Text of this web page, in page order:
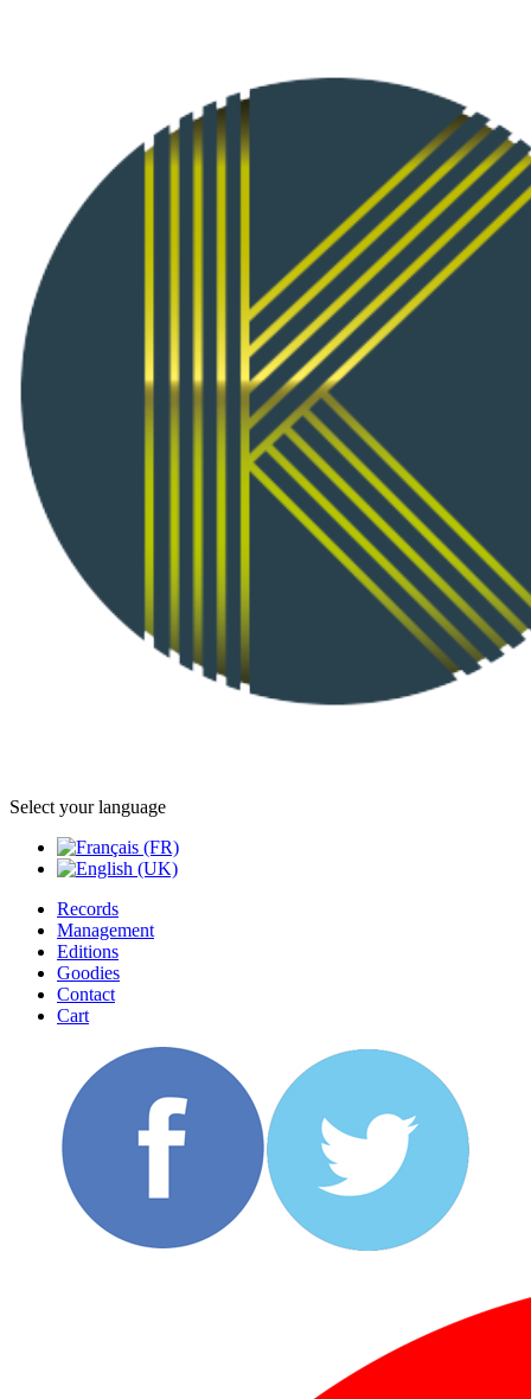
Select your language
Records
Management
Editions
Goodies
Contact
Cart